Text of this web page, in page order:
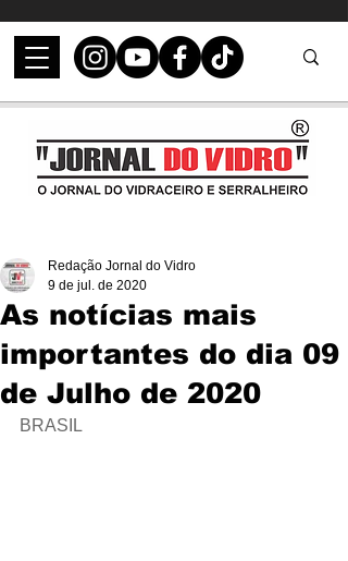
As notícias mais
importantes do dia 09
de Julho de 2020
Redação Jornal do Vidro
9 de jul. de 2020
BRASIL